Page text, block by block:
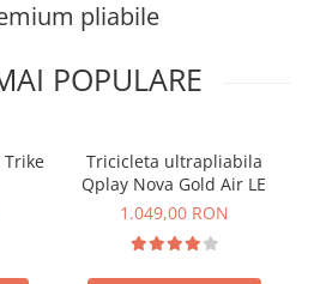
pliabile
POPULARE
Tricicleta ultrapliabila
Qplay Nova Gold Air LE
1.049,00 RON